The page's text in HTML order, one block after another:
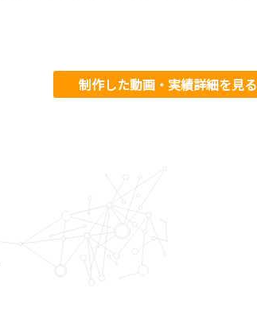
制作した動画・実績詳細を見る